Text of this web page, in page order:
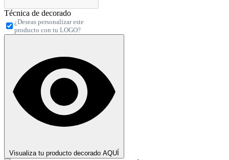
Técnica de decorado
¿Deseas personalizar este
producto con tu LOGO?
Visualiza tu producto decorado AQUÍ